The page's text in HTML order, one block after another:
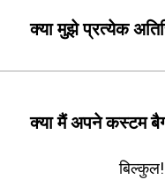
क्या मुझे प्रत्येक
क्या मैं अपने कस्टम
बिल्कुल!